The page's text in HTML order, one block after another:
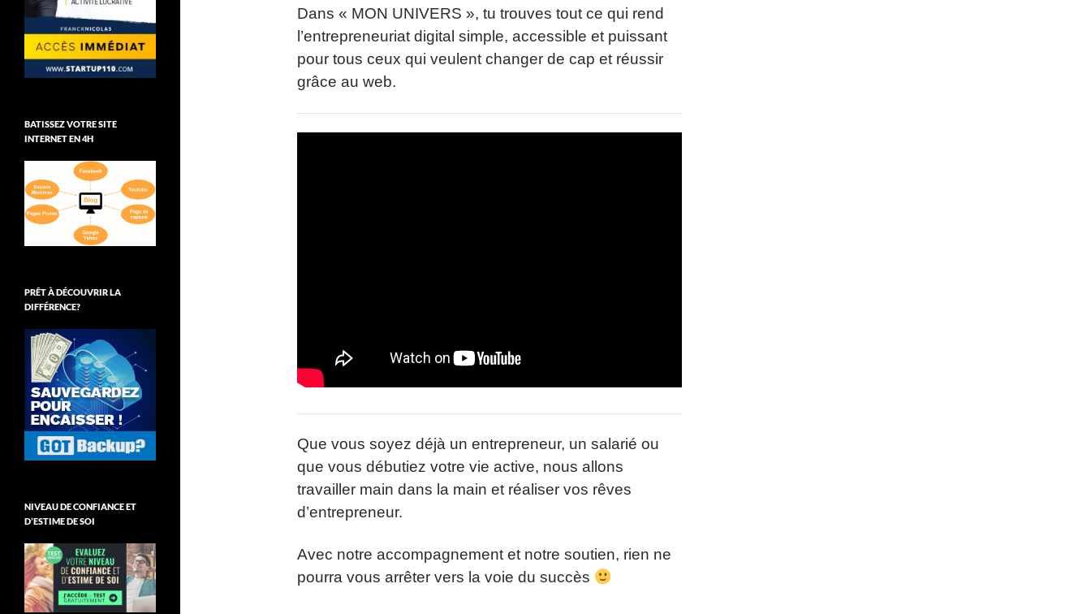
Dans « MON UNIVERS », tu trouves tout ce qui rend
l’entrepreneuriat digital simple, accessible et puissant
pour tous ceux qui veulent changer de cap et réussir
grâce au web.​
Que vous soyez déjà un entrepreneur, un salarié ou
que vous débutiez votre vie active, nous allons
travailler main dans la main et réaliser vos rêves
d’entrepreneur.
Avec notre accompagnement et notre soutien, rien ne
pourra vous arrêter vers la voie du succès
BATISSEZ VOTRE SITE
INTERNET EN 4H
PRÊT À DÉCOUVRIR LA
DIFFÉRENCE?
NIVEAU DE CONFIANCE ET
D’ESTIME DE SOI